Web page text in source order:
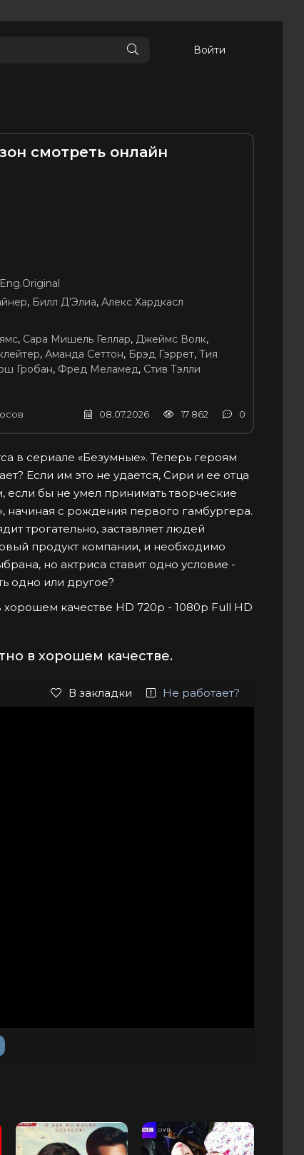
Войти
смотреть онлайн
Eng.Original
, Билл Д’Элиа, Алекс Хардкасл
, Сара Мишель Геллар, Джеймс Волк,
, Аманда Сеттон, Брэд Гэррет, Тия
Гробан, Фред Меламед, Стив Тэлли
08.07.2026 17 862 0
в сериале «Безумные». Теперь героям
Если им это не удается, Сири и ее отца
бы не умел принимать творческие
начиная с рождения первого гамбургера.
трогательно, заставляет людей
продукт компании, и необходимо
но актриса ставит одно условие -
одно или другое?
качестве HD 720p - 1080p Full HD
в хорошем качестве.
В закладки Не работает?